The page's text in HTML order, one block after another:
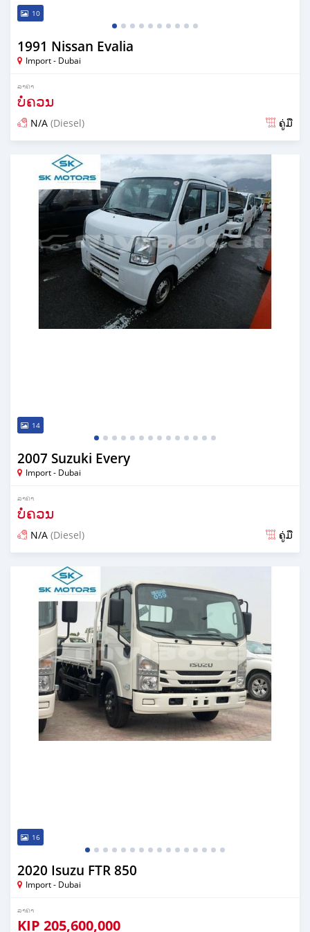
10
1991 Nissan Evalia
Import - Dubai
ລາຄາ
ບໍ່ຄວນ
N/A (Diesel) ຄູ່ມື
ໂພດ almost 6 years ກ່ອນ ໜ້າ ນີ້
14
2007 Suzuki Every
Import - Dubai
ລາຄາ
ບໍ່ຄວນ
N/A (Diesel) ຄູ່ມື
ໂພດ almost 6 years ກ່ອນ ໜ້າ ນີ້
16
2020 Isuzu FTR 850
Import - Dubai
ລາຄາ
KIP 205,600,000